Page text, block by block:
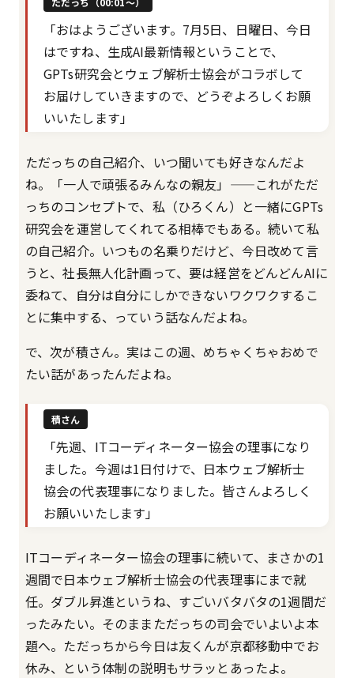
「おはようございます。7月5日、日曜日、今日
はですね、生成AI最新情報ということで、
GPTs研究会とウェブ解析士協会がコラボして
お届けしていきますので、どうぞよろしくお願
いいたします」
ただっちの自己紹介、いつ聞いても好きなんだよ
ね。「一人で頑張るみんなの親友」——これがただ
っちのコンセプトで、私（ひろくん）と一緒にGPTs
研究会を運営してくれてる相棒でもある。続いて私
の自己紹介。いつもの名乗りだけど、今日改めて言
うと、社長無人化計画って、要は経営をどんどんAIに
委ねて、自分は自分にしかできないワクワクするこ
とに集中する、っていう話なんだよね。
で、次が積さん。実はこの週、めちゃくちゃおめで
たい話があったんだよね。
積さん
「先週、ITコーディネーター協会の理事になり
ました。今週は1日付けで、日本ウェブ解析士
協会の代表理事になりました。皆さんよろしく
お願いいたします」
ITコーディネーター協会の理事に続いて、まさかの1
週間で日本ウェブ解析士協会の代表理事にまで就
任。ダブル昇進というね、すごいバタバタの1週間だ
ったみたい。そのままただっちの司会でいよいよ本
題へ。ただっちから今日は友くんが京都移動中でお
休み、という体制の説明もサラッとあったよ。